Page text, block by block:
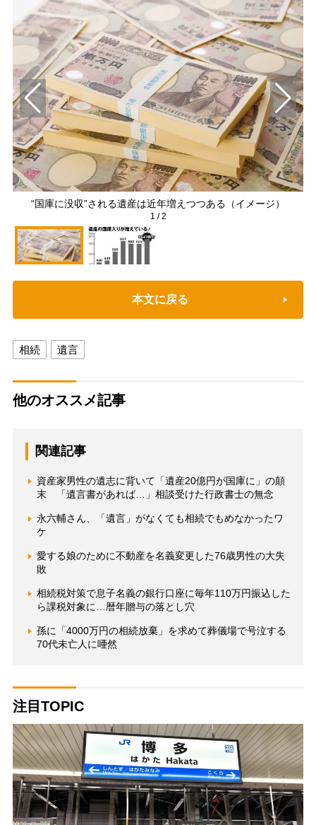
“国庫に没収”される遺産は近年増えつつある（イメージ）
1 /2
本文に戻る
相続 遺言
他のオススメ記事
関連記事
資産家男性の遺志に背いて「遺産20億円が国庫に」の顛
末 「遺言書があれば…」相談受けた行政書士の無念
永六輔さん、「遺言」がなくても相続でもめなかったワ
ケ
愛する娘のために不動産を名義変更した76歳男性の大失
敗
相続税対策で息子名義の銀行口座に毎年110万円振込した
ら課税対象に…暦年贈与の落とし穴
孫に「4000万円の相続放棄」を求めて葬儀場で号泣する
70代未亡人に唖然
注目TOPIC